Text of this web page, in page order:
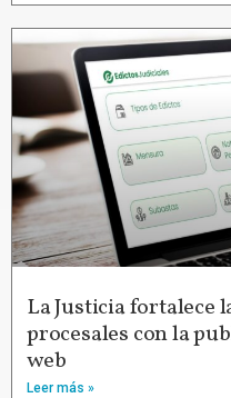
La Justicia fortalece
procesales con la
web
Leer más »